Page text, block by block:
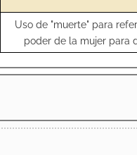
Uso de "muerte" para
poder de la mujer para